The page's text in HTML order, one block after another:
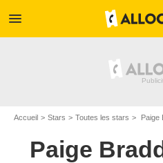
menu
Accueil Stars Toutes les stars Paige
Paige